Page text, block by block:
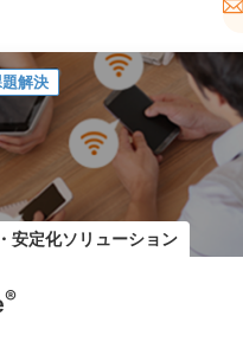
解決
安定化ソリューション
®